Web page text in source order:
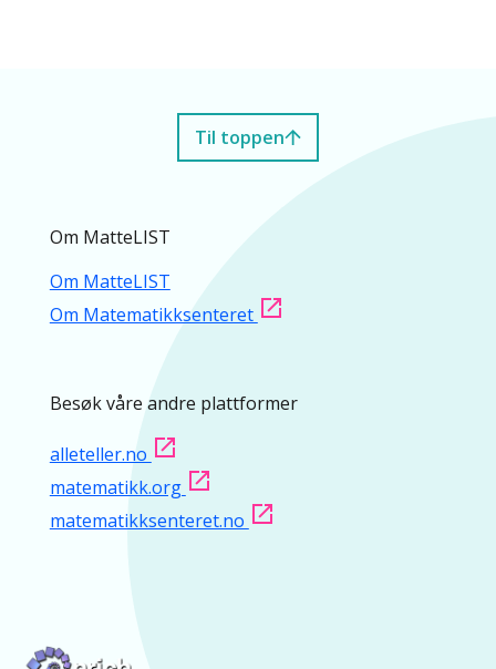
Til toppen
Om MatteLIST
Om MatteLIST
Om Matematikksenteret
Besøk våre andre plattformer
alleteller.no
matematikk.org
matematikksenteret.no